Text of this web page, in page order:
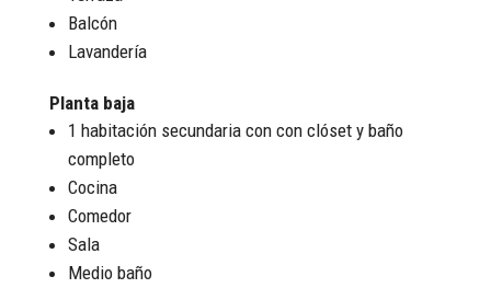
Balcón
Lavandería
Planta baja
1 habitación secundaria con con clóset y baño
completo
Cocina
Comedor
Sala
Medio baño